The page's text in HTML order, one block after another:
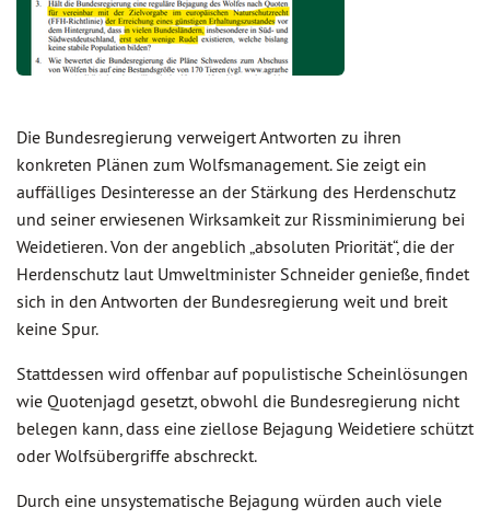
Die Bundesregierung verweigert Antworten zu ihren
konkreten Plänen zum Wolfsmanagement. Sie zeigt ein
auffälliges Desinteresse an der Stärkung des Herdenschutz
und seiner erwiesenen Wirksamkeit zur Rissminimierung bei
Weidetieren. Von der angeblich „absoluten Priorität“, die der
Herdenschutz laut Umweltminister Schneider genieße, findet
sich in den Antworten der Bundesregierung weit und breit
keine Spur.
Stattdessen wird offenbar auf populistische Scheinlösungen
wie Quotenjagd gesetzt, obwohl die Bundesregierung nicht
belegen kann, dass eine ziellose Bejagung Weidetiere schützt
oder Wolfsübergriffe abschreckt.
Durch eine unsystematische Bejagung würden auch viele